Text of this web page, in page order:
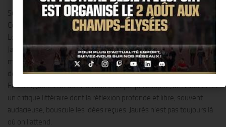
Sur une idée de Raphaël PRUDENCIO, Professeur à Janson de Sailly,
Conférencier et animateur de cafés philo depuis 2002.
Le 31 juillet 1914, un geste fanatique privait la France de la voix de
Jaurès. De sa voix et de sa pensée. Bien qu’il soit devenu une figure
majeure du socialisme et de la IIIème République, paradoxalement,
de nombreux aspects de son œuvre demeurent méconnus.
En effet, Jaurès fut aussi un authentique philosophe, un historien et
un critique littéraire dont la réflexion profonde et libre, souvent
audacieuse, bouscule les idées reçues. Jaurès n’est pas toujours là
où on l’attend.